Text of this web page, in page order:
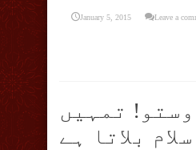
January 5, 2015 Leave a
تمہیں
بلاتا ہے